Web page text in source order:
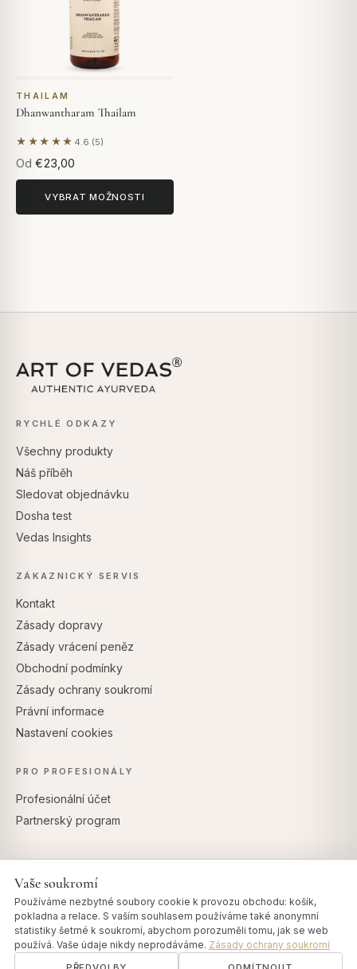
THAILAM
Dhanwantharam Thailam
★★★★★ 4.6 (5)
Na základě 5 hodnocení
Od €23,00
VYBRAT MOŽNOSTI
RYCHLÉ ODKAZY
Všechny produkty
Náš příběh
Sledovat objednávku
Dosha test
Vedas Insights
ZÁKAZNICKÝ SERVIS
Kontakt
Zásady dopravy
Zásady vrácení peněz
Obchodní podmínky
Zásady ochrany soukromí
Právní informace
Nastavení cookies
PRO PROFESIONÁLY
Profesionální účet
Partnerský program
Vaše soukromí
Používáme nezbytné soubory cookie k provozu obchodu: košík,
pokladna a relace. S vaším souhlasem používáme také anonymní
statistiky šetrné k soukromí, abychom porozuměli tomu, jak se web
používá. Vaše údaje nikdy neprodáváme. Zásady ochrany soukromí